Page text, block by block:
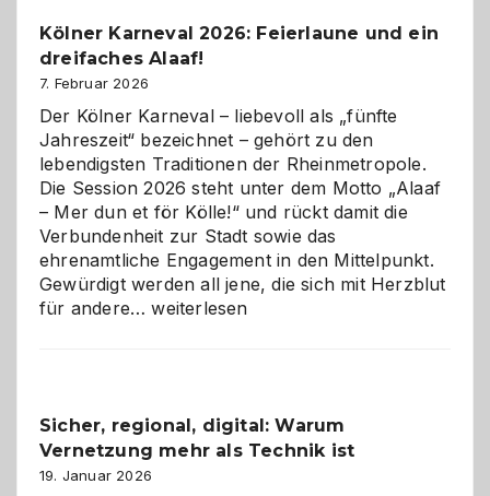
geworden
Kölner Karneval 2026: Feierlaune und ein
dreifaches Alaaf!
7. Februar 2026
Der Kölner Karneval – liebevoll als „fünfte
Jahreszeit“ bezeichnet – gehört zu den
lebendigsten Traditionen der Rheinmetropole.
Die Session 2026 steht unter dem Motto „Alaaf
– Mer dun et för Kölle!“ und rückt damit die
Verbundenheit zur Stadt sowie das
ehrenamtliche Engagement in den Mittelpunkt.
Gewürdigt werden all jene, die sich mit Herzblut
für andere…Kölner
ein
dreifaches
Alaaf!
weiterlesen
Sicher, regional, digital: Warum
Vernetzung mehr als Technik ist
19. Januar 2026